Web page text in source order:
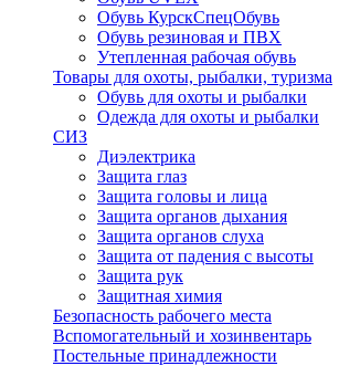
Обувь КурскСпецОбувь
Обувь резиновая и ПВХ
Утепленная рабочая обувь
Товары для охоты, рыбалки, туризма
Обувь для охоты и рыбалки
Одежда для охоты и рыбалки
СИЗ
Диэлектрика
Защита глаз
Защита головы и лица
Защита органов дыхания
Защита органов слуха
Защита от падения с высоты
Защита рук
Защитная химия
Безопасность рабочего места
Вспомогательный и хозинвентарь
Постельные принадлежности